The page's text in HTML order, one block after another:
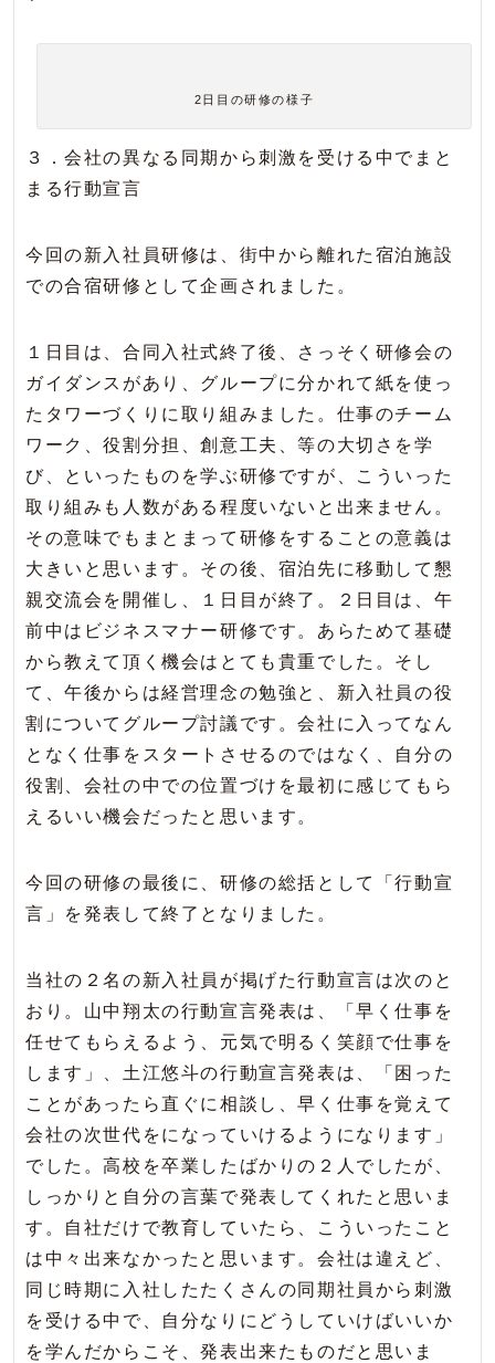
2日目の研修の様子
３．会社の異なる同期から刺激を受ける中でまと
まる行動宣言
今回の新入社員研修は、街中から離れた宿泊施設
での合宿研修として企画されました。
１日目は、合同入社式終了後、さっそく研修会の
ガイダンスがあり、グループに分かれて紙を使っ
たタワーづくりに取り組みました。仕事のチーム
ワーク、役割分担、創意工夫、等の大切さを学
び、といったものを学ぶ研修ですが、こういった
取り組みも人数がある程度いないと出来ません。
その意味でもまとまって研修をすることの意義は
大きいと思います。その後、宿泊先に移動して懇
親交流会を開催し、１日目が終了。２日目は、午
前中はビジネスマナー研修です。あらためて基礎
から教えて頂く機会はとても貴重でした。そし
て、午後からは経営理念の勉強と、新入社員の役
割についてグループ討議です。会社に入ってなん
となく仕事をスタートさせるのではなく、自分の
役割、会社の中での位置づけを最初に感じてもら
えるいい機会だったと思います。
今回の研修の最後に、研修の総括として「行動宣
言」を発表して終了となりました。
当社の２名の新入社員が掲げた行動宣言は次のと
おり。山中翔太の行動宣言発表は、「早く仕事を
任せてもらえるよう、元気で明るく笑顔で仕事を
します」、土江悠斗の行動宣言発表は、「困った
ことがあったら直ぐに相談し、早く仕事を覚えて
会社の次世代をになっていけるようになります」
でした。高校を卒業したばかりの２人でしたが、
しっかりと自分の言葉で発表してくれたと思いま
す。自社だけで教育していたら、こういったこと
は中々出来なかったと思います。会社は違えど、
同じ時期に入社したたくさんの同期社員から刺激
を受ける中で、自分なりにどうしていけばいいか
を学んだからこそ、発表出来たものだと思いま